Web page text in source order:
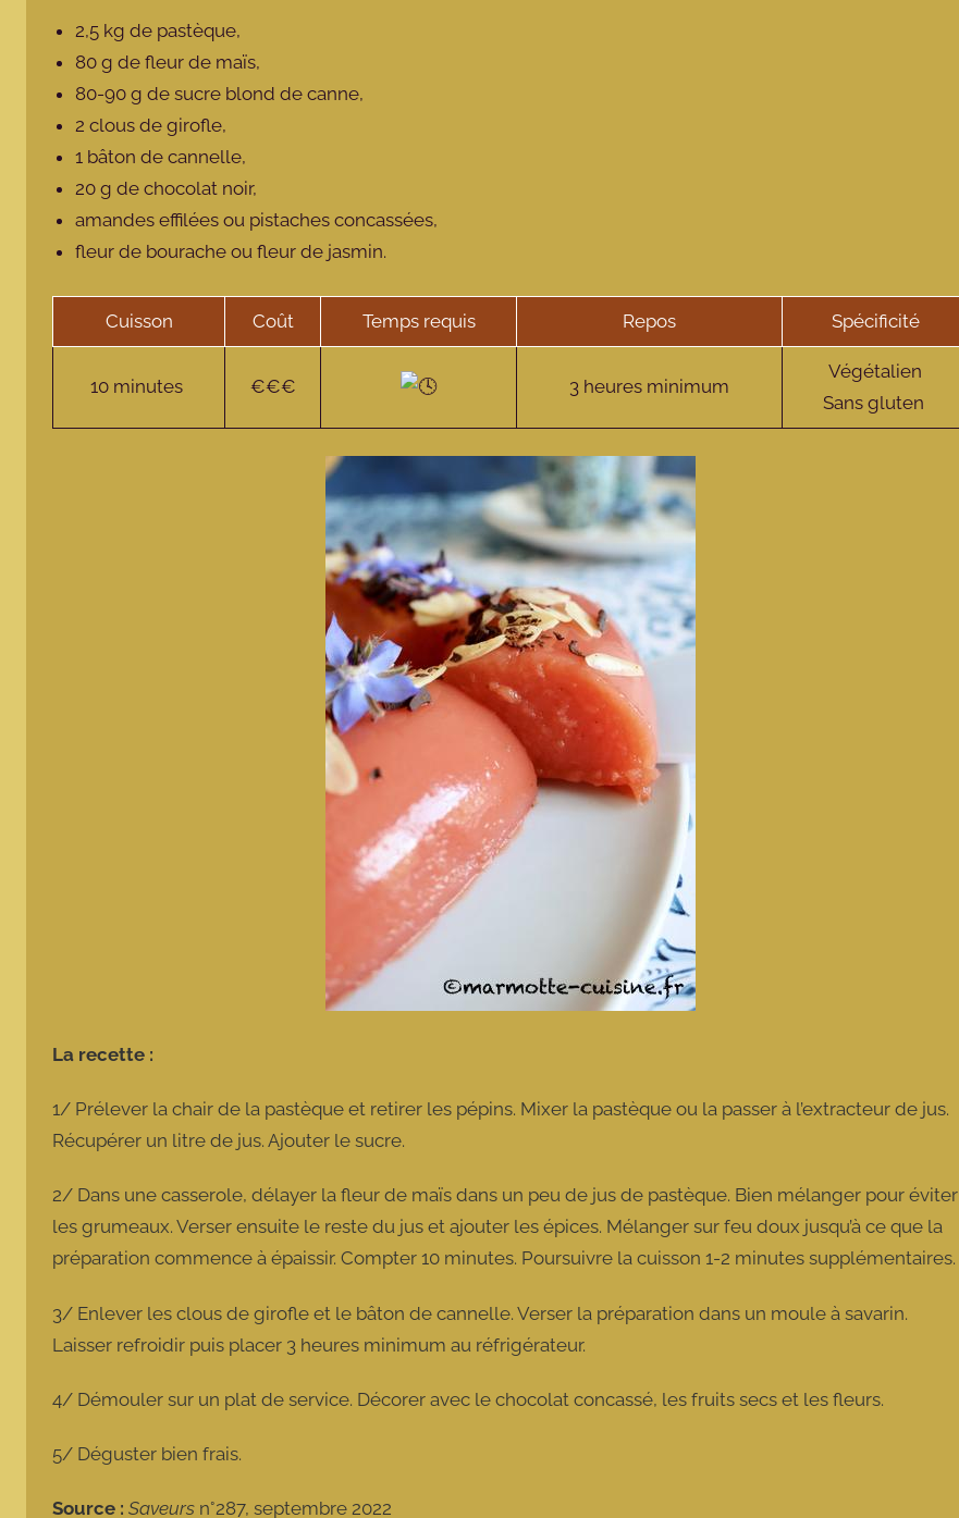
2,5 kg de pastèque,
80 g de fleur de maïs,
80-90 g de sucre blond de canne,
2 clous de girofle,
1 bâton de cannelle,
20 g de chocolat noir,
amandes effilées ou pistaches concassées,
fleur de bourache ou fleur de jasmin.
Cuisson Coût Temps requis Repos Spécificité
10 minutes €€€ 3 heures minimum
Végétalien
Sans gluten
La recette :
1/ Prélever la chair de la pastèque et retirer les pépins. Mixer la pastèque ou la passer à l’extracteur de jus.
Récupérer un litre de jus. Ajouter le sucre.
2/ Dans une casserole, délayer la fleur de maïs dans un peu de jus de pastèque. Bien mélanger pour éviter
les grumeaux. Verser ensuite le reste du jus et ajouter les épices. Mélanger sur feu doux jusqu’à ce que la
préparation commence à épaissir. Compter 10 minutes. Poursuivre la cuisson 1-2 minutes supplémentaires.
3/ Enlever les clous de girofle et le bâton de cannelle. Verser la préparation dans un moule à savarin.
Laisser refroidir puis placer 3 heures minimum au réfrigérateur.
4/ Démouler sur un plat de service. Décorer avec le chocolat concassé, les fruits secs et les fleurs.
5/ Déguster bien frais.
Source : Saveurs n°287, septembre 2022